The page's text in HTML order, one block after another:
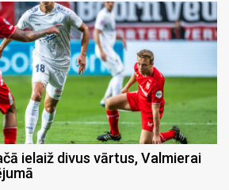
ielaiž divus vārtus, Valmierai